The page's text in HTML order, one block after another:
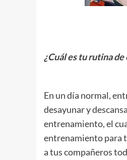
¿Cuál es tu rutina
En un día normal,
desayunar y
entrenamiento, el
entrenamiento para
a tus compañeros